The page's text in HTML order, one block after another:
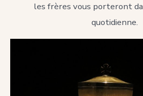
les frères vous porteront
quotidienne.